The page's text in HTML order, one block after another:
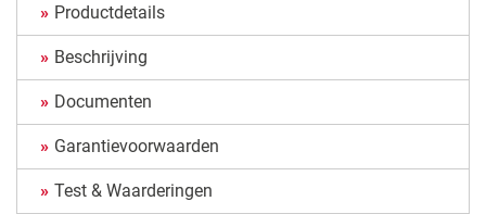
Productdetails
Beschrijving
Documenten
Garantievoorwaarden
Test & Waarderingen